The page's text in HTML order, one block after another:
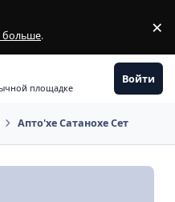
больше. ×
площадке
Войти
Апто'хе Сатанохе Сет